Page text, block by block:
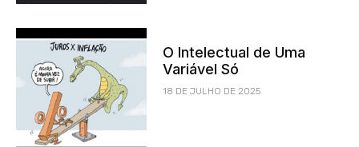
O Intelectual de Uma
Variável Só
18 DE JULHO DE 2025